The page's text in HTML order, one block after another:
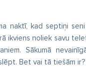
naktī, kad septiņi
ikviens noliek savu
Sākumā
Bet vai tā tiešām